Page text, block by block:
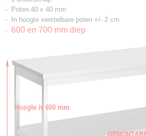
- Poten 40 x 40 mm
- In hoogte verstelbare poten +/- 2 cm
- 600 en 700 mm diep